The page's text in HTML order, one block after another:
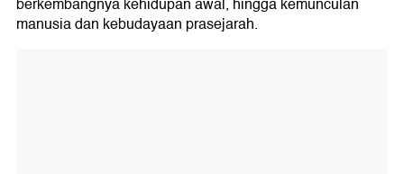
manusia dan kebudayaan prasejarah.